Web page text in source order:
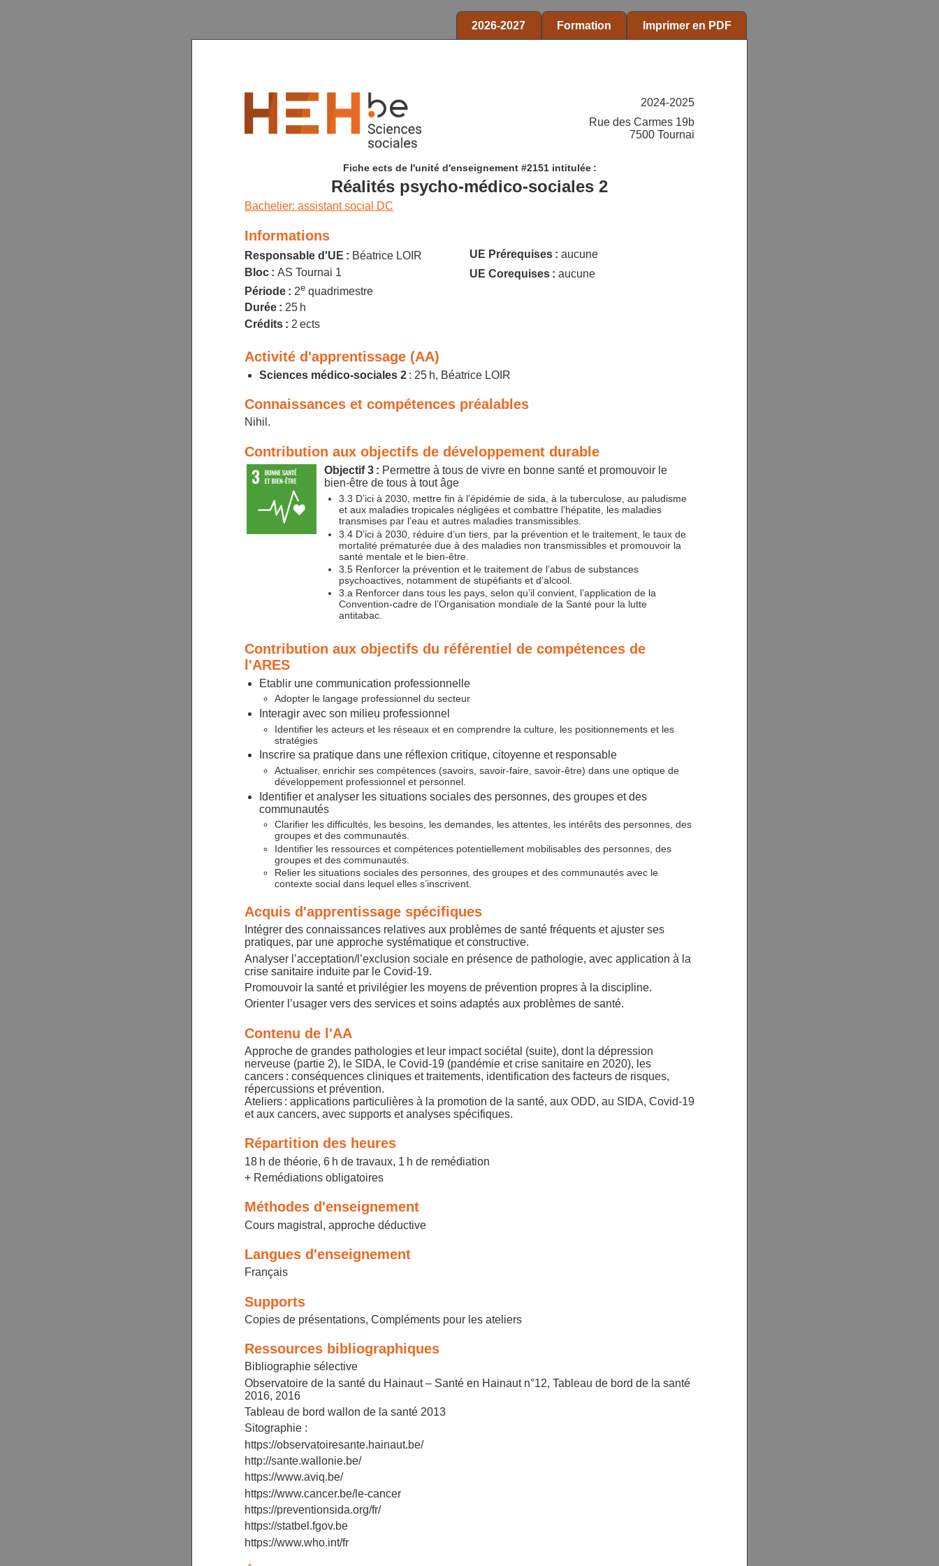
2026-2027 Formation Imprimer en PDF
2024-2025
Rue des Carmes 19b
7500 Tournai
Fiche ects de l'unité d'enseignement #2151 intitulée :
Réalités psycho-médico-sociales 2
Bachelier: assistant social DC
Informations
Responsable d'UE : Béatrice LOIR
Bloc : AS Tournai 1
Période : 2e quadrimestre
Durée : 25 h
Crédits : 2 ects
UE Prérequises : aucune
UE Corequises : aucune
Activité d'apprentissage (AA)
Sciences médico-sociales 2 : 25 h, Béatrice LOIR
Connaissances et compétences préalables
Nihil.
Contribution aux objectifs de développement durable
Objectif 3 : Permettre à tous de vivre en bonne santé et promouvoir le
bien-être de tous à tout âge
3.3 D’ici à 2030, mettre fin à l’épidémie de sida, à la tuberculose, au paludisme
et aux maladies tropicales négligées et combattre l’hépatite, les maladies
transmises par l’eau et autres maladies transmissibles.
3.4 D’ici à 2030, réduire d’un tiers, par la prévention et le traitement, le taux de
mortalité prématurée due à des maladies non transmissibles et promouvoir la
santé mentale et le bien-être.
3.5 Renforcer la prévention et le traitement de l’abus de substances
psychoactives, notamment de stupéfiants et d’alcool.
3.a Renforcer dans tous les pays, selon qu’il convient, l’application de la
Convention-cadre de l’Organisation mondiale de la Santé pour la lutte
antitabac.
Contribution aux objectifs du référentiel de compétences de
l'ARES
Etablir une communication professionnelle
Adopter le langage professionnel du secteur
Interagir avec son milieu professionnel
Identifier les acteurs et les réseaux et en comprendre la culture, les positionnements et les
stratégies
Inscrire sa pratique dans une réflexion critique, citoyenne et responsable
Actualiser, enrichir ses compétences (savoirs, savoir-faire, savoir-être) dans une optique de
développement professionnel et personnel.
Identifier et analyser les situations sociales des personnes, des groupes et des
communautés
Clarifier les difficultés, les besoins, les demandes, les attentes, les intérêts des personnes, des
groupes et des communautés.
Identifier les ressources et compétences potentiellement mobilisables des personnes, des
groupes et des communautés.
Relier les situations sociales des personnes, des groupes et des communautés avec le
contexte social dans lequel elles s’inscrivent.
Acquis d'apprentissage spécifiques
Intégrer des connaissances relatives aux problèmes de santé fréquents et ajuster ses
pratiques, par une approche systématique et constructive.
Analyser l’acceptation/l’exclusion sociale en présence de pathologie, avec application à la
crise sanitaire induite par le Covid-19.
Promouvoir la santé et privilégier les moyens de prévention propres à la discipline.
Orienter l’usager vers des services et soins adaptés aux problèmes de santé.
Contenu de l'AA
Approche de grandes pathologies et leur impact sociétal (suite), dont la dépression
nerveuse (partie 2), le SIDA, le Covid-19 (pandémie et crise sanitaire en 2020), les
cancers : conséquences cliniques et traitements, identification des facteurs de risques,
répercussions et prévention.
Ateliers : applications particulières à la promotion de la santé, aux ODD, au SIDA, Covid-19
et aux cancers, avec supports et analyses spécifiques.
Répartition des heures
18 h de théorie, 6 h de travaux, 1 h de remédiation
+ Remédiations obligatoires
Méthodes d'enseignement
Cours magistral, approche déductive
Langues d'enseignement
Français
Supports
Copies de présentations, Compléments pour les ateliers
Ressources bibliographiques
Bibliographie sélective
Observatoire de la santé du Hainaut – Santé en Hainaut n°12, Tableau de bord de la santé
2016, 2016
Tableau de bord wallon de la santé 2013
Sitographie :
https://observatoiresante.hainaut.be/
http://sante.wallonie.be/
https://www.aviq.be/
https://www.cancer.be/le-cancer
https://preventionsida.org/fr/
https://statbel.fgov.be
https://www.who.int/fr